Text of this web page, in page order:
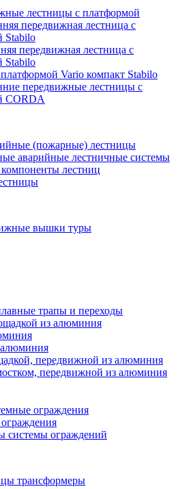
лестницы с платформой
передвижная лестница с
Stabilo
передвижная лестница с
Stabilo
Vario компакт Stabilo
передвижные лестницы с
CORDA
(пожарные) лестницы
аварийные лестничные системы
лестниц
вышки туры
трапы и переходы
из алюминия
передвижной из алюминия
передвижной из алюминия
ограждения
системы ограждений
трансформеры